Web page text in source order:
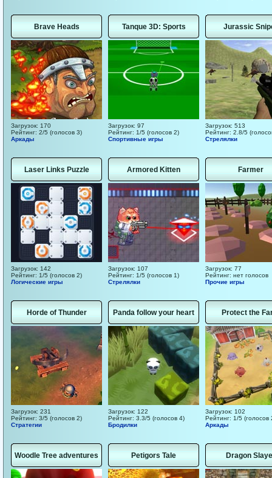
Brave Heads
Загрузок: 170
Рейтинг: 2/5 (голосов 3)
Аркады
Tanque 3D: Sports
Загрузок: 97
Рейтинг: 1/5 (голосов 2)
Спортивные игры
Jurassic
Загрузок: 513
Рейтинг: 2.8/5
Стрелялки
Laser Links Puzzle
Загрузок: 142
Рейтинг: 1/5 (голосов 2)
Логические игры
Armored Kitten
Загрузок: 107
Рейтинг: 1/5 (голосов 1)
Стрелялки
Farmer
Загрузок: 77
Рейтинг: нет голосов
Прочие игры
Horde of Thunder
Загрузок: 231
Рейтинг: 3/5 (голосов 2)
Стратегии
Panda follow your heart
Загрузок: 122
Рейтинг: 3.3/5 (голосов 4)
Бродилки
Protect the
Загрузок: 102
Рейтинг: 1/5 (голосов
Аркады
Woodle Tree adventures Petigors Tale Dragon